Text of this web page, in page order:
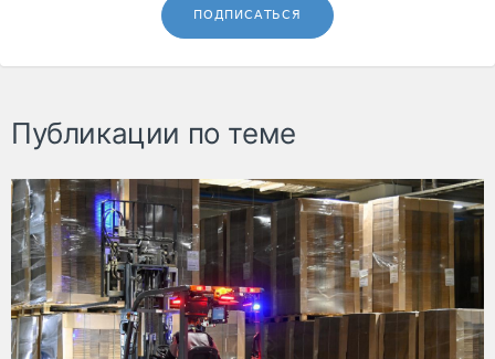
ПОДПИСАТЬСЯ
Публикации по теме